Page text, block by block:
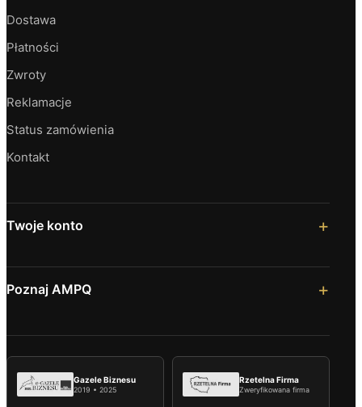
Dostawa
Płatności
Zwroty
Reklamacje
Status zamówienia
Kontakt
Twoje konto
Poznaj AMPQ
Gazele Biznesu
2019 • 2025
Rzetelna Firma
Zweryfikowana firma